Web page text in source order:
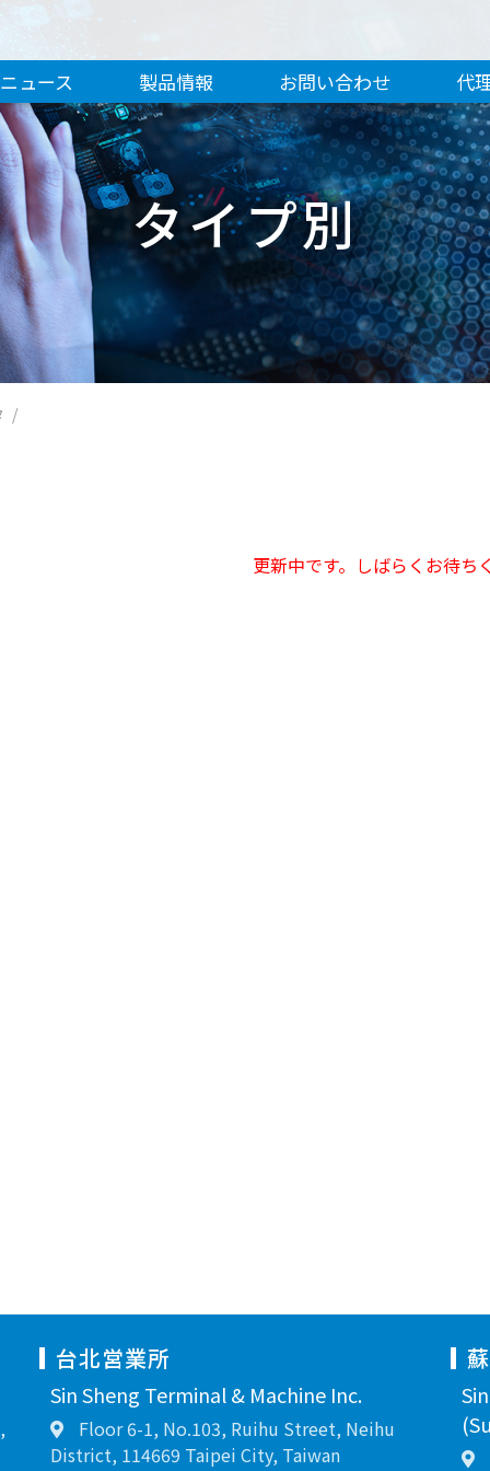
ニュース 製品情報 お問い合わせ 代
タイプ別
更新中です。しばらくお待ち
台北営業所
Sin Sheng Terminal & Machine Inc.
Floor 6-1, No.103, Ruihu Street, Neihu
District, 114669 Taipei City, Taiwan